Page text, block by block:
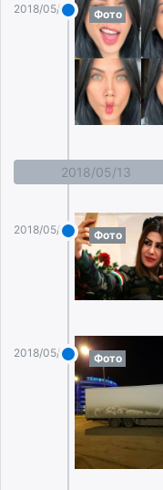
2018/05/14 Фото
2018/05/13
2018/05/13 Фото
2018/05/13 Фото